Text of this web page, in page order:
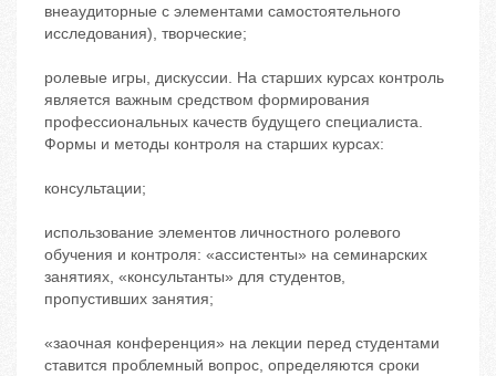
внеаудиторные с элементами самостоятельного
исследования), творческие;
ролевые игры, дискуссии. На старших курсах контроль
является важным средством формирования
профессиональных качеств будущего специалиста.
Формы и методы контроля на старших курсах:
консультации;
использование элементов личностного ролевого
обучения и контроля: «ассистенты» на семинарских
занятиях, «консультанты» для студентов,
пропустивших занятия;
«заочная конференция» на лекции перед студентами
ставится проблемный вопрос, определяются сроки